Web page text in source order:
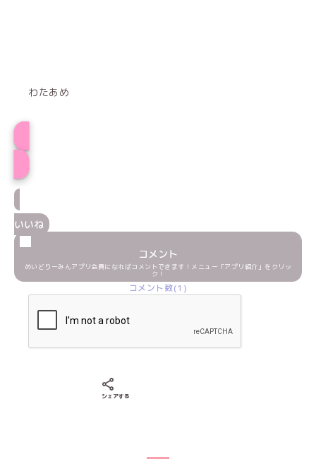
わたあめ
いいね
コメント
めいどりーみんアプリ会員になればコメントできます！メニュー「アプリ紹介」をクリッ
ク！
コメント数(1)
シェアする